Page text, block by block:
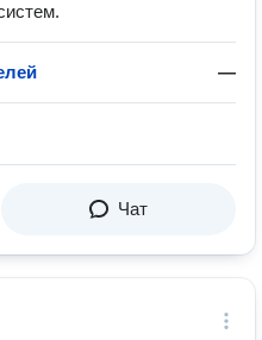
—
Чат